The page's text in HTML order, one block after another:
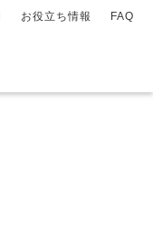
お役立ち情報 FAQ